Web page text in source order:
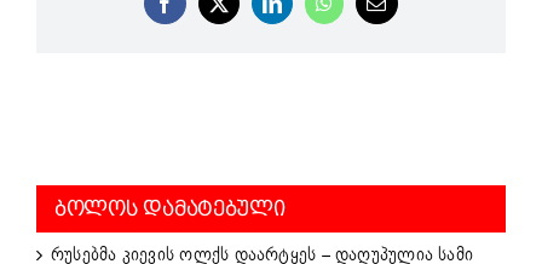
Facebook
X LinkedInWhatsApp
Email
ᲑᲝᲚᲝᲡ ᲓᲐᲛᲐᲢᲔᲑᲣᲚᲘ
რუსებმა კიევის ოლქს დაარტყეს – დაღუპულია სამი